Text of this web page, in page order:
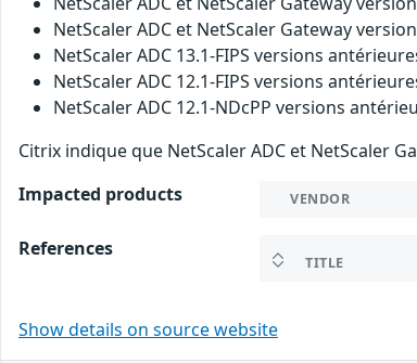
NetScaler ADC et NetScaler Gateway
NetScaler ADC 13.1-FIPS versions
NetScaler ADC 12.1-FIPS versions
NetScaler ADC 12.1-NDcPP versions
Citrix indique que NetScaler ADC et NetScaler
Impacted products
VENDOR
References
TITLE
Show details on source website